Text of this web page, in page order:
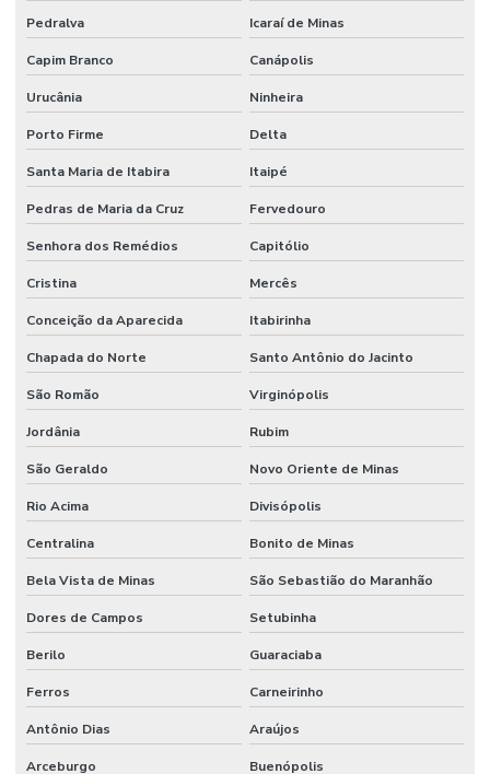
Pedralva Icaraí de Minas
Capim Branco Canápolis
Urucânia Ninheira
Porto Firme Delta
Santa Maria de Itabira Itaipé
Pedras de Maria da Cruz Fervedouro
Senhora dos Remédios Capitólio
Cristina Mercês
Conceição da Aparecida Itabirinha
Chapada do Norte Santo Antônio do Jacinto
São Romão Virginópolis
Jordânia Rubim
São Geraldo Novo Oriente de Minas
Rio Acima Divisópolis
Centralina Bonito de Minas
Bela Vista de Minas São Sebastião do Maranhão
Dores de Campos Setubinha
Berilo Guaraciaba
Ferros Carneirinho
Antônio Dias Araújos
Arceburgo Buenópolis